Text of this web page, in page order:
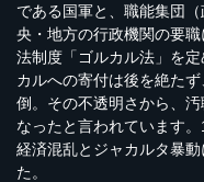
である国軍と、職能集団
央・地方の行政機関の要
法制度「ゴルカル法」を
カルへの寄付は後を絶た
倒。その不透明さから、
なったと言われています
経済混乱とジャカルタ暴
た。